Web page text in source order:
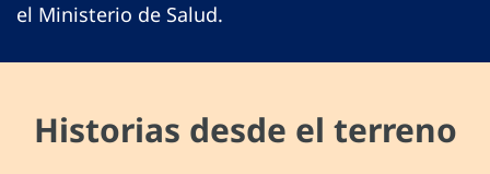
el Ministerio de Salud.
Historias desde el terreno